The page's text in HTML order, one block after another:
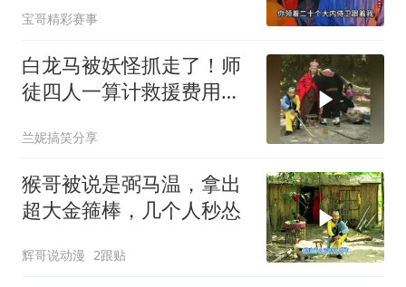
宝哥精彩赛事
白龙马被妖怪抓走了！师
徒四人一算计救援费用，
兰妮搞笑分享
猴哥被说是弼马温，拿出
超大金箍棒，几个人秒怂
辉哥说动漫 2跟贴